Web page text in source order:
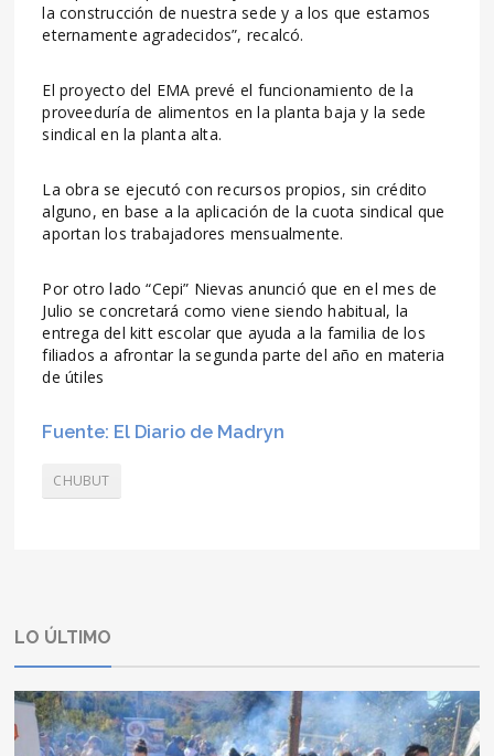
la construcción de nuestra sede y a los que estamos
eternamente agradecidos”, recalcó.
El proyecto del EMA prevé el funcionamiento de la
proveeduría de alimentos en la planta baja y la sede
sindical en la planta alta.
La obra se ejecutó con recursos propios, sin crédito
alguno, en base a la aplicación de la cuota sindical que
aportan los trabajadores mensualmente.
Por otro lado “Cepi” Nievas anunció que en el mes de
Julio se concretará como viene siendo habitual, la
entrega del kitt escolar que ayuda a la familia de los
filiados a afrontar la segunda parte del año en materia
de útiles
Fuente: El Diario de Madryn
CHUBUT
LO ÚLTIMO